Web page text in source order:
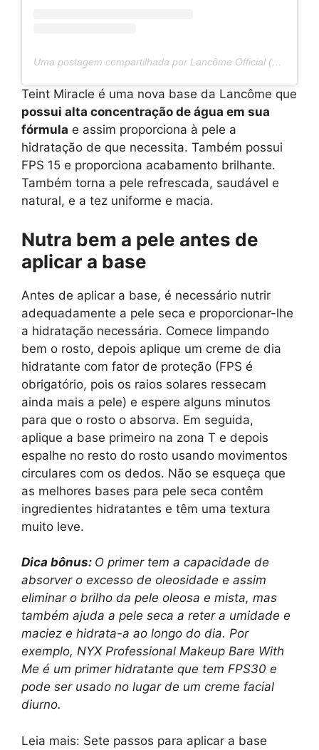
Uma postagem compartilhada por Lancôme Official (@lancomeofficial)
Teint Miracle é uma nova base da Lancôme que
possui alta concentração de água em sua
fórmula e assim proporciona à pele a
hidratação de que necessita. Também possui
FPS 15 e proporciona acabamento brilhante.
Também torna a pele refrescada, saudável e
natural, e a tez uniforme e macia.
Nutra bem a pele antes de
aplicar a base
Antes de aplicar a base, é necessário nutrir
adequadamente a pele seca e proporcionar-lhe
a hidratação necessária. Comece limpando
bem o rosto, depois aplique um creme de dia
hidratante com fator de proteção (FPS é
obrigatório, pois os raios solares ressecam
ainda mais a pele) e espere alguns minutos
para que o rosto o absorva. Em seguida,
aplique a base primeiro na zona T e depois
espalhe no resto do rosto usando movimentos
circulares com os dedos. Não se esqueça que
as melhores bases para pele seca contêm
ingredientes hidratantes e têm uma textura
muito leve.
Dica bônus: O primer tem a capacidade de
absorver o excesso de oleosidade e assim
eliminar o brilho da pele oleosa e mista, mas
também ajuda a pele seca a reter a umidade e
maciez e hidrata-a ao longo do dia. Por
exemplo, NYX Professional Makeup Bare With
Me é um primer hidratante que tem FPS30 e
pode ser usado no lugar de um creme facial
diurno.
Leia mais: Sete passos para aplicar a base